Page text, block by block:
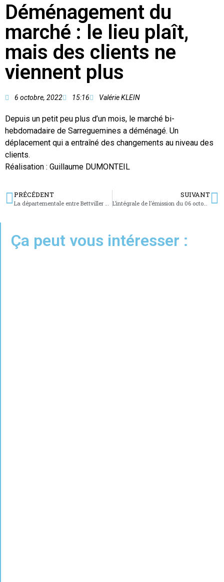
Déménagement du
marché : le lieu plaît,
mais des clients ne
viennent plus
6 octobre, 2022 15:16 Valérie KLEIN
Depuis un petit peu plus d’un mois, le marché bi-
hebdomadaire de Sarreguemines a déménagé. Un
déplacement qui a entraîné des changements au niveau des
clients.
Réalisation : Guillaume DUMONTEIL
PRÉCÉDENT
La départementale entre Bettviller et Hoelling est en travaux
SUIVANT
L’intégrale de l’émission du 06 octobre 2022
Ça peut vous intéresser :